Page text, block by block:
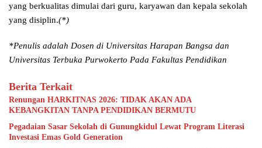
yang berkualitas dimulai dari guru, karyawan dan kepala sekolah
yang disiplin.(*)
*Penulis adalah Dosen di Universitas Harapan Bangsa dan
Universitas Terbuka Purwokerto Pada Fakultas Pendidikan
Berita Terkait
Renungan HARKITNAS 2026: TIDAK AKAN ADA
KEBANGKITAN TANPA PENDIDIKAN BERMUTU
Pegadaian Sasar Sekolah di Gunungkidul Lewat Program Literasi
Investasi Emas Gold Generation